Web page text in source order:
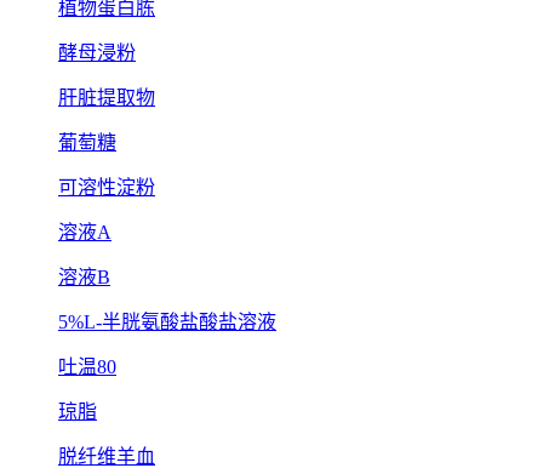
植物蛋白胨
酵母浸粉
肝脏提取物
葡萄糖
可溶性淀粉
溶液A
溶液B
5%L-半胱氨酸盐酸盐溶液
吐温80
琼脂
脱纤维羊血